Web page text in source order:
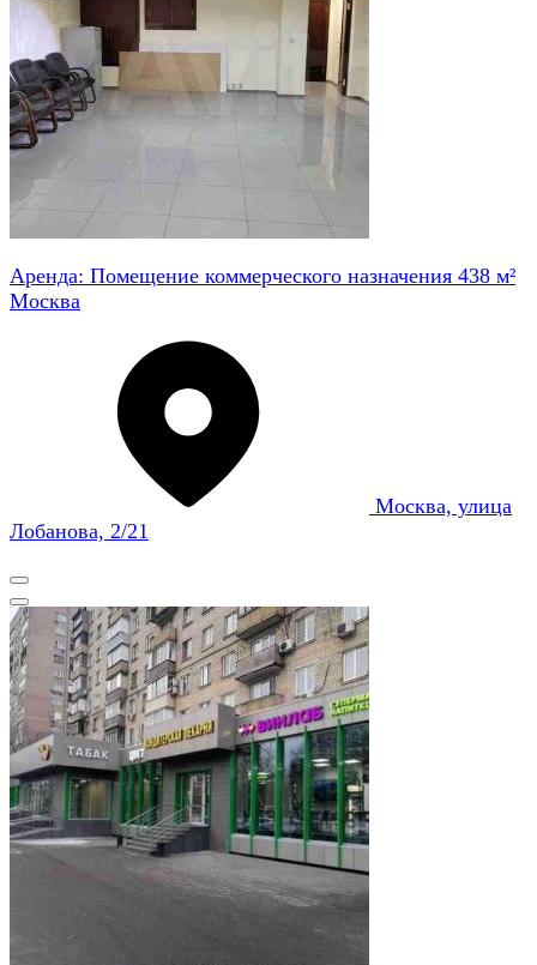
Аренда: Помещение коммерческого назначения 438 м²
Москва
Москва, улица
Лобанова, 2/21